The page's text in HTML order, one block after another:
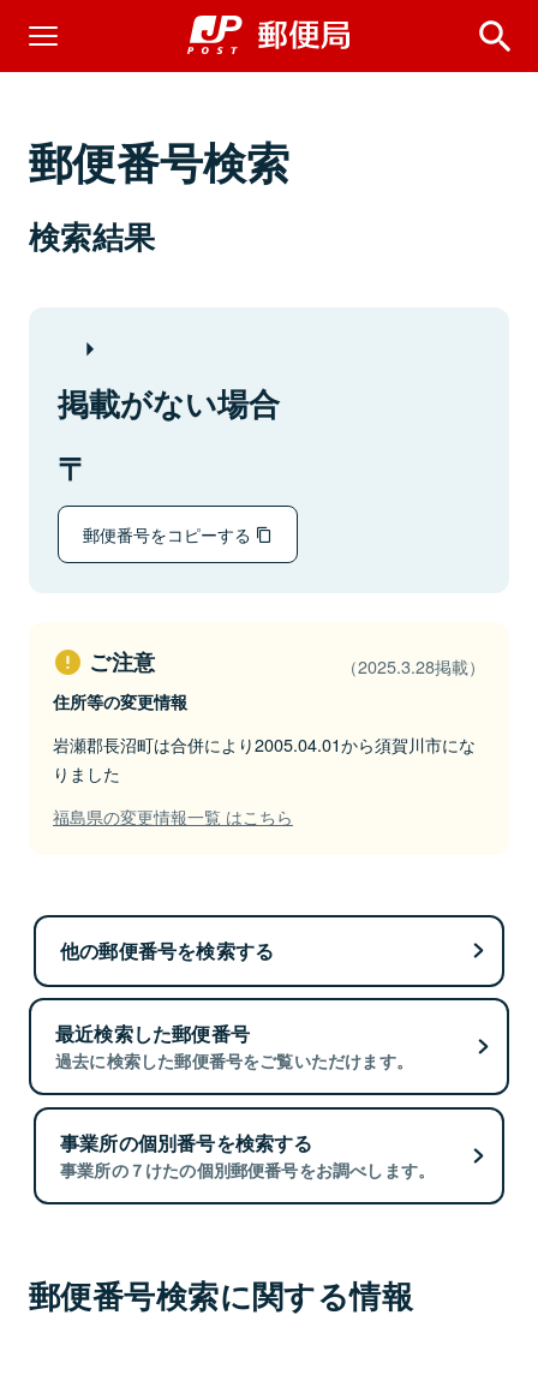
郵便番号検索
検索結果
掲載がない場合
郵便番号をコピーする
ご注意 （2025.3.28掲載）
住所等の変更情報
岩瀬郡長沼町は合併により2005.04.01から須賀川市にな
りました
福島県の変更情報一覧 はこちら
他の郵便番号を検索する
最近検索した郵便番号
過去に検索した郵便番号をご覧いただけます。
事業所の個別番号を検索する
事業所の７けたの個別郵便番号をお調べします。
郵便番号検索に関する情報